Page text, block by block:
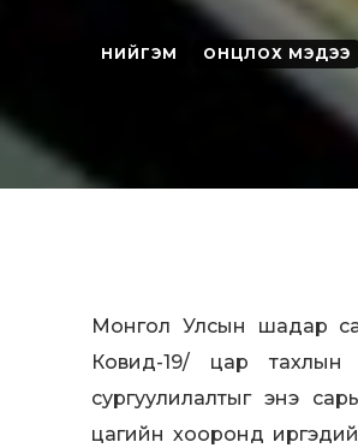
НИЙГЭМ ОНЦЛОХ МЭДЭЭ
Монгол Улсын шадар
Ковид-19/ цар тахлын
сургуулилалтыг энэ
цагийн хооронд